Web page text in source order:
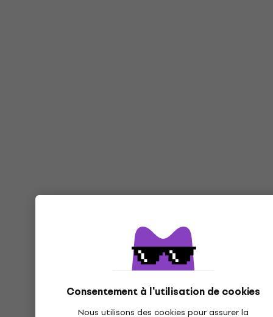
Consentement à l'utilisation de cookies
Nous utilisons des cookies pour assurer la